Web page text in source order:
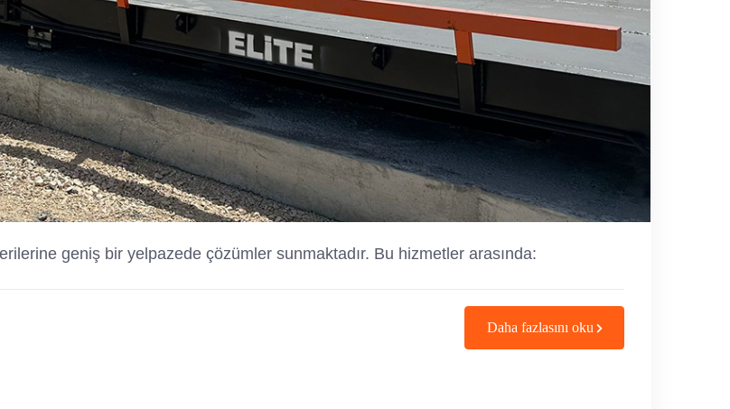
geniş bir yelpazede çözümler sunmaktadır. Bu hizmetler arasında:
Daha fazlasını oku